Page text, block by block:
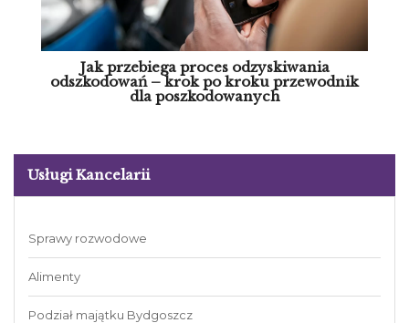
Jak przebiega proces odzyskiwania
odszkodowań – krok po kroku przewodnik
dla poszkodowanych
Usługi Kancelarii
Sprawy rozwodowe
Alimenty
Podział majątku Bydgoszcz